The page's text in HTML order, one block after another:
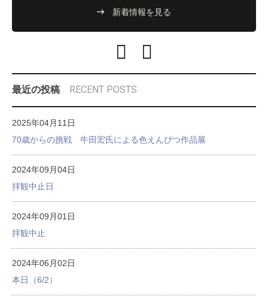
新着情報を見る
最近の投稿 RECENT POSTS
2025年04月11日
70歳からの挑戦 牛田宏氏による色えんぴつ作品展
2024年09月04日
拝観中止日
2024年09月01日
拝観中止
2024年06月02日
本日（6/2）